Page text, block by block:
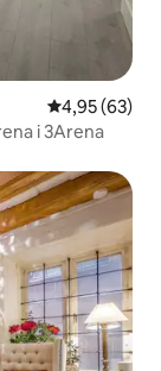
Prosečna
4,95 (63)
i 3Arena